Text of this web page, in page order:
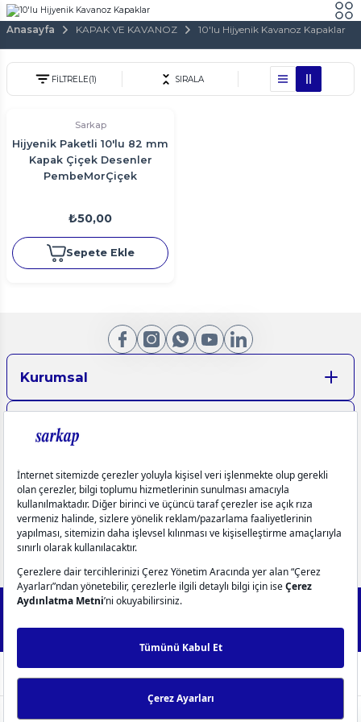
Anasayfa KAPAK VE KAVANOZ 10'lu Hijyenik Kavanoz Kapaklar
FİLTRELE(1) SIRALA
Sarkap
Hijyenik Paketli 10'lu 82 mm
Kapak Çiçek Desenler
PembeMorÇiçek
₺50,00
Sepete Ekle
Kurumsal
Aydınlatma Metinleri
Üyelik
Yardım
Popüler Kategoriler
İletişim Bilgilerimiz
0549 270 72 72 0549 270 72 72
2025 Forest - IdeaSoft Next © Tüm hakları saklıdır.256Bit SSL
ideasoft
ticaret
hazırlandı.